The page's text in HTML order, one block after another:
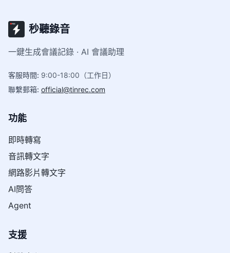
秒聽錄音
一鍵生成會議記錄 · AI 會議助理
客服時間: 9:00-18:00（工作日）
聯繫郵箱: official@tinrec.com
功能
即時轉寫
音訊轉文字
網路影片轉文字
AI問答
Agent
支援